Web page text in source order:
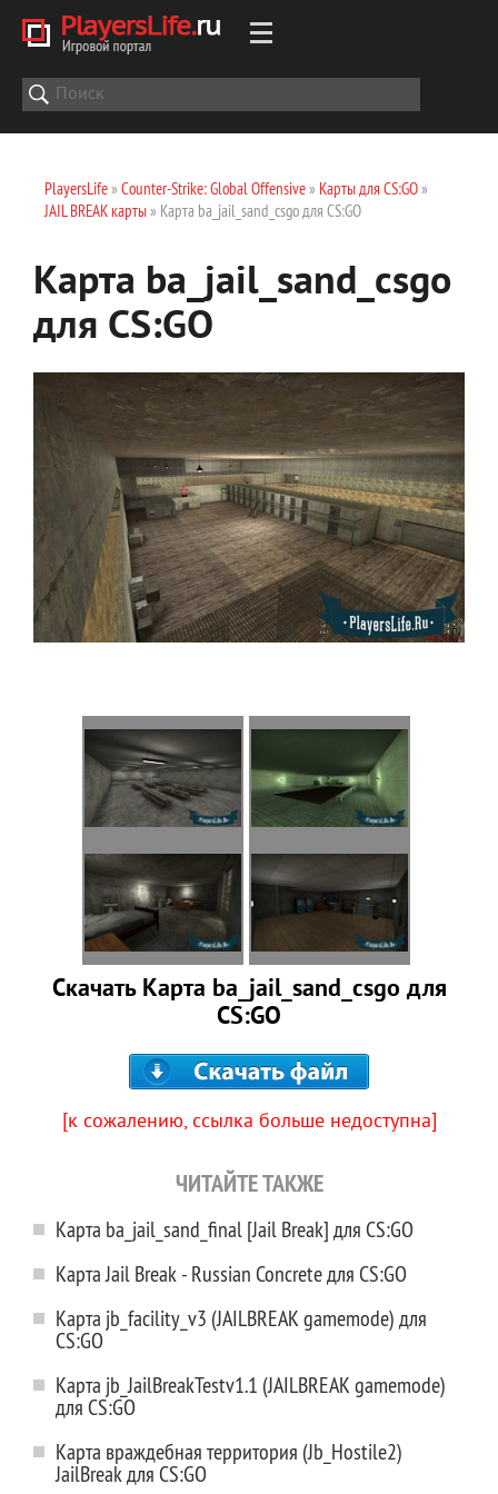
PlayersLife» Counter-Strike: Global Offensive» Карты для CS:GO»
JAIL BREAK карты» Карта ba_jail_sand_csgo для CS:GO
Карта ba_jail_sand_csgo
для CS:GO
Скачать Карта ba_jail_sand_csgo для
CS:GO
[к сожалению, ссылка больше недоступна]
ЧИТАЙТЕ ТАКЖЕ
Карта ba_jail_sand_final [Jail Break] для CS:GO
Карта Jail Break - Russian Concrete для CS:GO
Карта jb_facility_v3 (JAILBREAK gamemode) для
CS:GO
Карта jb_JailBreakTestv1.1 (JAILBREAK gamemode)
для CS:GO
Карта враждебная территория (Jb_Hostile2)
JailBreak для CS:GO